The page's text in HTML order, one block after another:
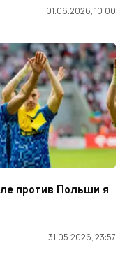
01.06.2026, 10:00
против Польши я
31.05.2026, 23:57